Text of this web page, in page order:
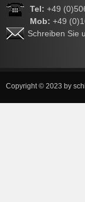
Tel: +49
Mob: +49
Schreiben Sie
Copyright © 2023 by